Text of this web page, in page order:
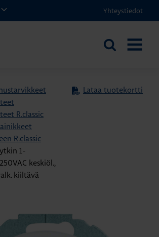
Yhteystiedot
Etsi
R.classic
R.classic
1-
keskiöl.,
kiiltävä
Lataa tuotekortti